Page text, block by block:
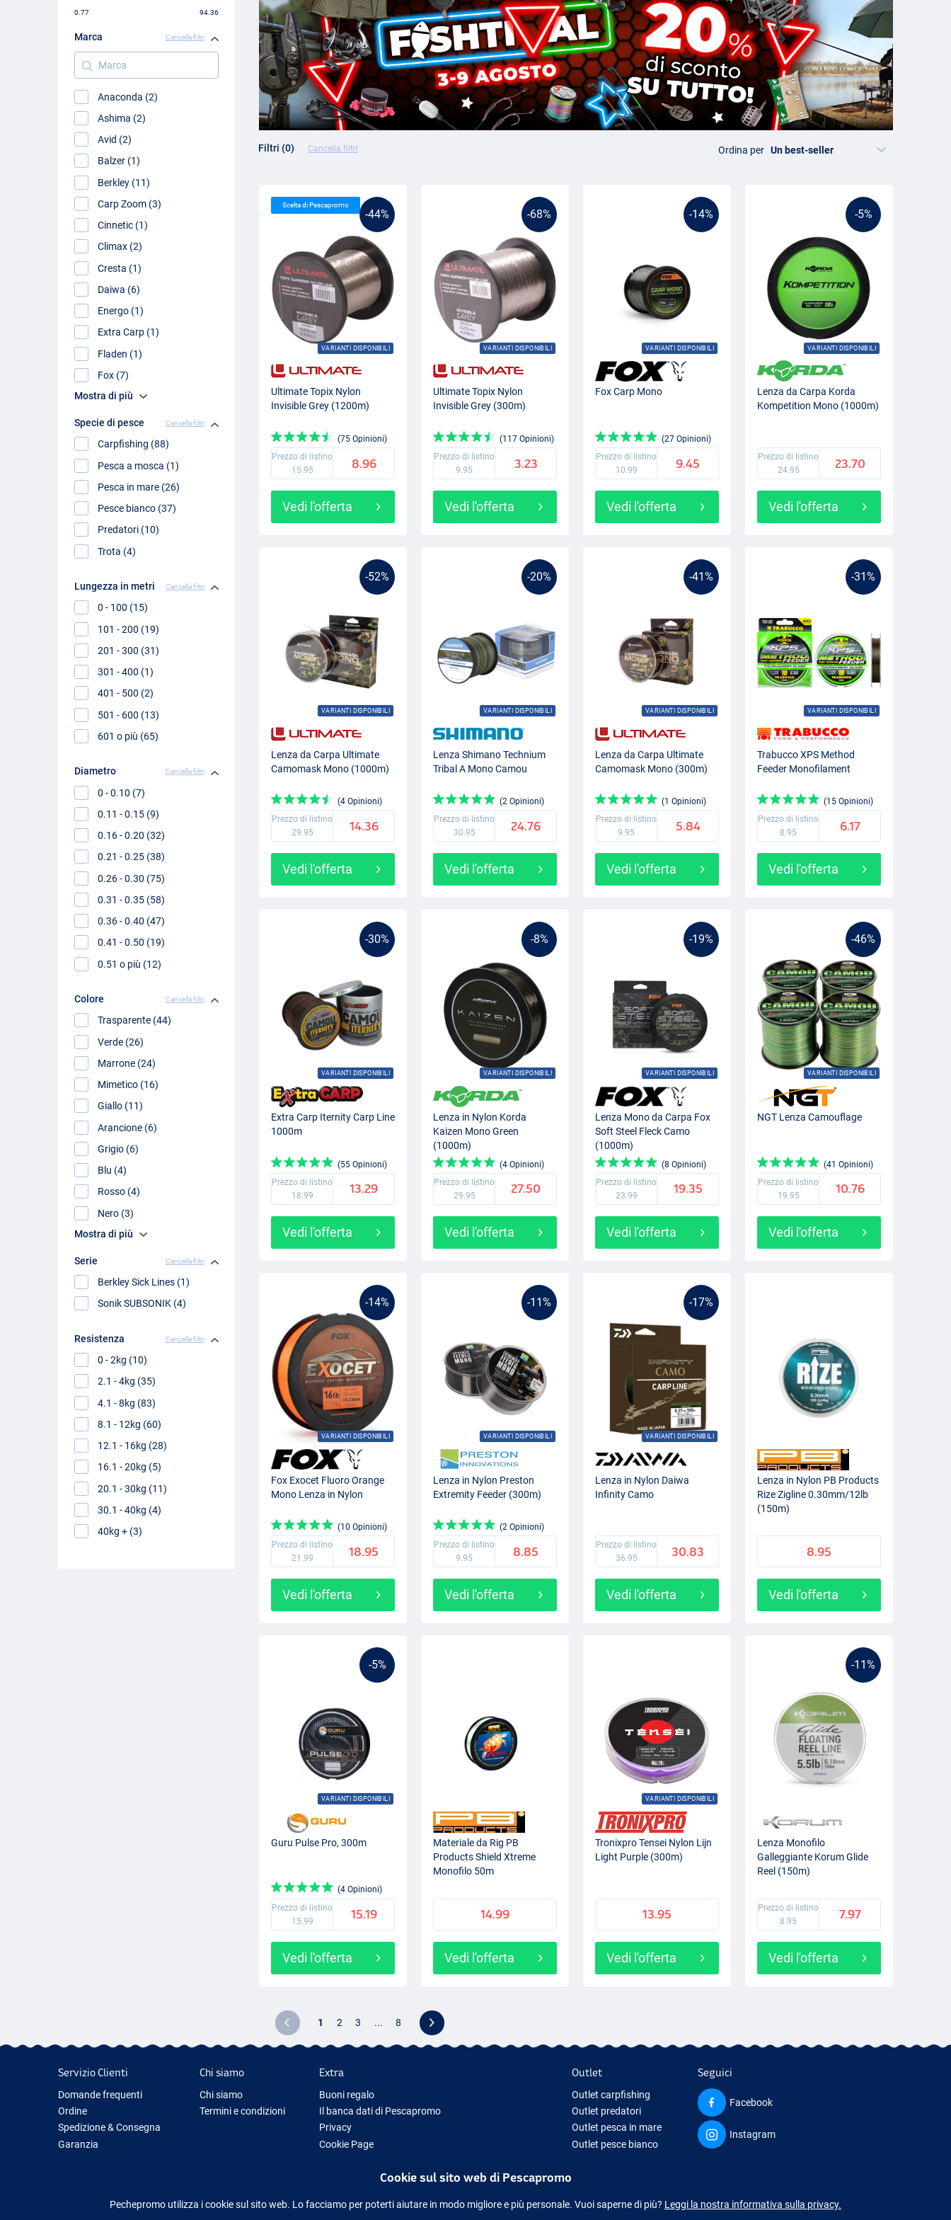
0.77 94.36
Marca Cancella filtri
Marca
Anaconda (2)
Ashima (2)
Avid (2)
Balzer (1)
Berkley (11)
Carp Zoom (3)
Cinnetic (1)
Climax (2)
Cresta (1)
Daiwa (6)
Energo (1)
Extra Carp (1)
Fladen (1)
Fox (7)
Mostra di più
Specie di pesce Cancella filtri
Carpfishing (88)
Pesca a mosca (1)
Pesca in mare (26)
Pesce bianco (37)
Predatori (10)
Trota (4)
Lungezza in metri Cancella filtri
0 - 100 (15)
101 - 200 (19)
201 - 300 (31)
301 - 400 (1)
401 - 500 (2)
501 - 600 (13)
601 o più (65)
Diametro Cancella filtri
0 - 0.10 (7)
0.11 - 0.15 (9)
0.16 - 0.20 (32)
0.21 - 0.25 (38)
0.26 - 0.30 (75)
0.31 - 0.35 (58)
0.36 - 0.40 (47)
0.41 - 0.50 (19)
0.51 o più (12)
Colore Cancella filtri
Trasparente (44)
Verde (26)
Marrone (24)
Mimetico (16)
Giallo (11)
Arancione (6)
Grigio (6)
Blu (4)
Rosso (4)
Nero (3)
Mostra di più
Serie Cancella filtri
Berkley Sick Lines (1)
Sonik SUBSONIK (4)
Resistenza Cancella filtri
0 - 2kg (10)
2.1 - 4kg (35)
4.1 - 8kg (83)
8.1 - 12kg (60)
12.1 - 16kg (28)
16.1 - 20kg (5)
20.1 - 30kg (11)
30.1 - 40kg (4)
40kg + (3)
Filtri (0) Cancella filtri Ordina per
-44%
VARIANTI DISPONIBILI
Scelta di Pescapromo
Ultimate Topix Nylon
Invisible Grey (1200m)
(75 Opinioni)
Prezzo di listino
15.95
8.96
Vedi l'offerta
-68%
VARIANTI DISPONIBILI
Ultimate Topix Nylon
Invisible Grey (300m)
(117 Opinioni)
Prezzo di listino
9.95
3.23
Vedi l'offerta
-14%
VARIANTI DISPONIBILI
Fox Carp Mono
(27 Opinioni)
Prezzo di listino
10.99
9.45
Vedi l'offerta
-5%
VARIANTI DISPONIBILI
Lenza da Carpa Korda
Kompetition Mono (1000m)
Prezzo di listino
24.95
23.70
Vedi l'offerta
-52%
VARIANTI DISPONIBILI
Lenza da Carpa Ultimate
Camomask Mono (1000m)
(4 Opinioni)
Prezzo di listino
29.95
14.36
Vedi l'offerta
-20%
VARIANTI DISPONIBILI
Lenza Shimano Technium
Tribal A Mono Camou
(2 Opinioni)
Prezzo di listino
30.95
24.76
Vedi l'offerta
-41%
VARIANTI DISPONIBILI
Lenza da Carpa Ultimate
Camomask Mono (300m)
(1 Opinioni)
Prezzo di listino
9.95
5.84
Vedi l'offerta
-31%
VARIANTI DISPONIBILI
Trabucco XPS Method
Feeder Monofilament
(15 Opinioni)
Prezzo di listino
8.95
6.17
Vedi l'offerta
-30%
VARIANTI DISPONIBILI
Extra Carp Iternity Carp Line
1000m
(55 Opinioni)
Prezzo di listino
18.99
13.29
Vedi l'offerta
-8%
VARIANTI DISPONIBILI
Lenza in Nylon Korda
Kaizen Mono Green
(1000m)
(4 Opinioni)
Prezzo di listino
29.95
27.50
Vedi l'offerta
-19%
VARIANTI DISPONIBILI
Lenza Mono da Carpa Fox
Soft Steel Fleck Camo
(1000m)
(8 Opinioni)
Prezzo di listino
23.99
19.35
Vedi l'offerta
-46%
VARIANTI DISPONIBILI
NGT Lenza Camouflage
(41 Opinioni)
Prezzo di listino
19.95
10.76
Vedi l'offerta
-14%
VARIANTI DISPONIBILI
Fox Exocet Fluoro Orange
Mono Lenza in Nylon
(10 Opinioni)
Prezzo di listino
21.99
18.95
Vedi l'offerta
-11%
VARIANTI DISPONIBILI
Lenza in Nylon Preston
Extremity Feeder (300m)
(2 Opinioni)
Prezzo di listino
9.95
8.85
Vedi l'offerta
-17%
VARIANTI DISPONIBILI
Lenza in Nylon Daiwa
Infinity Camo
Prezzo di listino
36.95
30.83
Vedi l'offerta
Lenza in Nylon PB Products
Rize Zigline 0.30mm/12lb
(150m)
8.95
Vedi l'offerta
-5%
VARIANTI DISPONIBILI
Guru Pulse Pro, 300m
(4 Opinioni)
Prezzo di listino
15.99
15.19
Vedi l'offerta
Materiale da Rig PB
Products Shield Xtreme
Monofilo 50m
14.99
Vedi l'offerta
VARIANTI DISPONIBILI
Tronixpro Tensei Nylon Lijn
Light Purple (300m)
13.95
Vedi l'offerta
-11%
Lenza Monofilo
Galleggiante Korum Glide
Reel (150m)
Prezzo di listino
8.95
7.97
Vedi l'offerta
1 2 3 ... 8
Servizio Clienti
Domande frequenti
Ordine
Spedizione & Consegna
Garanzia
Chi siamo
Chi siamo
Termini e condizioni
Extra
Buoni regalo
Il banca dati di Pescapromo
Privacy
Cookie Page
Nuova Attrezzatura da Pesca
Outlet
Outlet carpfishing
Outlet predatori
Outlet pesca in mare
Outlet pesce bianco
Seguici
Facebook
Instagram
Cookie sul sito web di Pescapromo
Pechepromo utilizza i cookie sul sito web. Lo facciamo per poterti aiutare in modo migliore e più personale. Vuoi saperne di più? Leggi la nostra informativa sulla privacy.